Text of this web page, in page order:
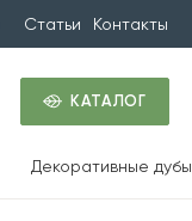
Статьи Контакты
КАТАЛОГ
Декоративные дубы